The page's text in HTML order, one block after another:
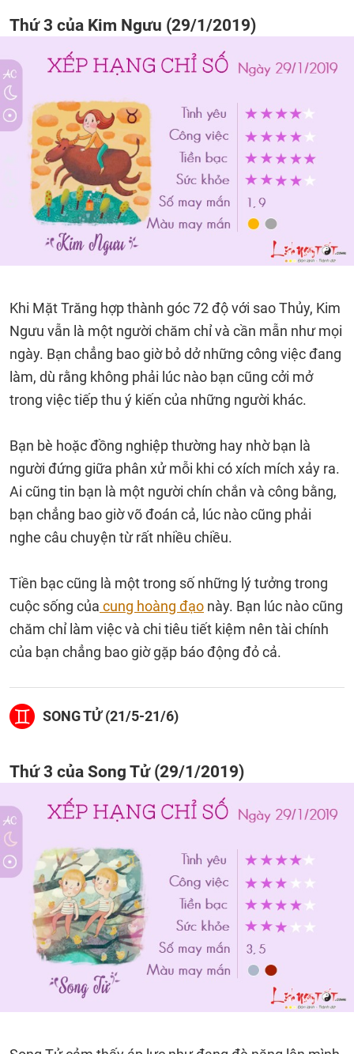
Thứ 3 của Kim Ngưu (29/1/2019)
Khi Mặt Trăng hợp thành góc 72 độ với sao Thủy, Kim
Ngưu vẫn là một người chăm chỉ và cần mẫn như mọi
ngày. Bạn chẳng bao giờ bỏ dở những công việc đang
làm, dù rằng không phải lúc nào bạn cũng cởi mở
trong việc tiếp thu ý kiến của những người khác.
Bạn bè hoặc đồng nghiệp thường hay nhờ bạn là
người đứng giữa phân xử mỗi khi có xích mích xảy ra.
Ai cũng tin bạn là một người chín chắn và công bằng,
bạn chẳng bao giờ võ đoán cả, lúc nào cũng phải
nghe câu chuyện từ rất nhiều chiều.
Tiền bạc cũng là một trong số những lý tưởng trong
cuộc sống của cung hoàng đạo này. Bạn lúc nào cũng
chăm chỉ làm việc và chi tiêu tiết kiệm nên tài chính
của bạn chẳng bao giờ gặp báo động đỏ cả.
SONG TỬ (21/5-21/6)
Thứ 3 của Song Tử (29/1/2019)